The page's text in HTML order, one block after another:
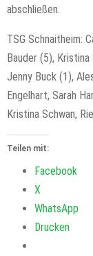
abschließen.
TSG Schnaitheim:
Bauder (5),
Jenny Buck (1),
Engelhart, Sarah
Kristina Schwan,
Teilen mit:
Facebook
X
WhatsApp
Drucken